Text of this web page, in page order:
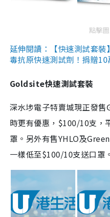
點擊
延伸閱讀：【快速測試套
毒抗原快速測試劑！捐贈
Goldsite快速測試套裝
深水埗電子特賣城現正發
時更有優惠，$100/10支，
罩。另外有售YHLO及
一樣低至$100/10支送口罩。